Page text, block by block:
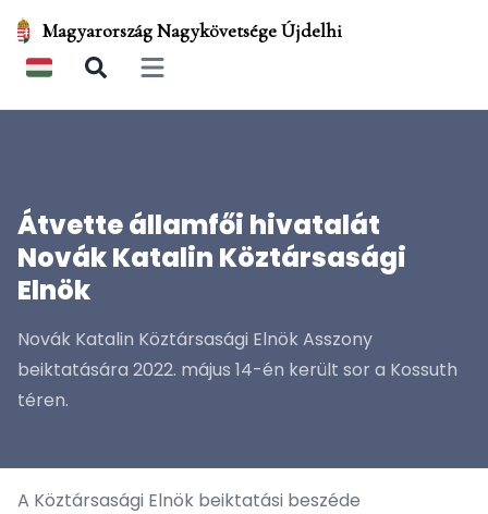
Magyarország Nagykövetsége Újdelhi
Open main menu
Átvette államfői hivatalát
Novák Katalin Köztársasági
Elnök
Novák Katalin Köztársasági Elnök Asszony
beiktatására 2022. május 14-én került sor a Kossuth
téren.
A Köztársasági Elnök beiktatási beszéde